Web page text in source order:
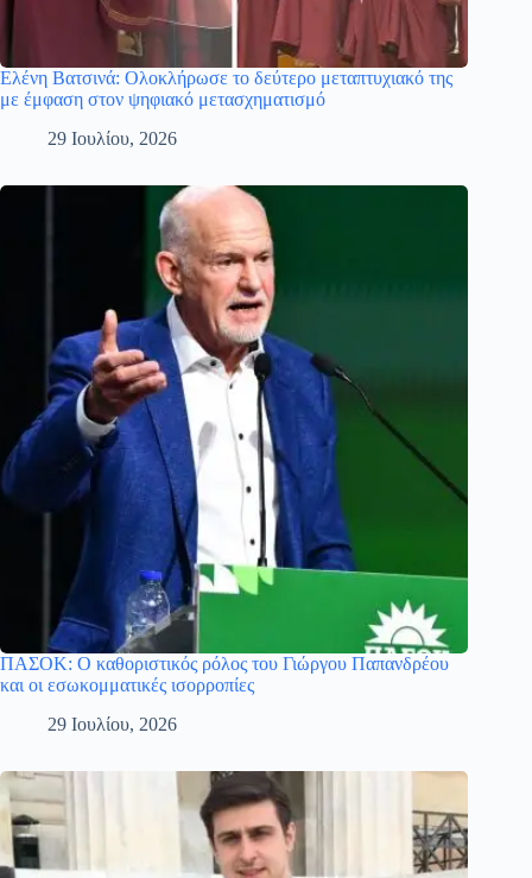
Ελένη Βατσινά: Ολοκλήρωσε το δεύτερο μεταπτυχιακό της
με έμφαση στον ψηφιακό μετασχηματισμό
29 Ιουλίου, 2026
ΠΑΣΟΚ: Ο καθοριστικός ρόλος του Γιώργου Παπανδρέου
και οι εσωκομματικές ισορροπίες
29 Ιουλίου, 2026